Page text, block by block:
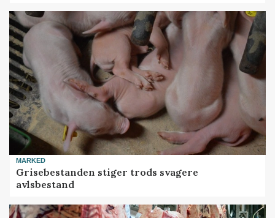
MARKED
Grisebestanden stiger trods svagere
avlsbestand